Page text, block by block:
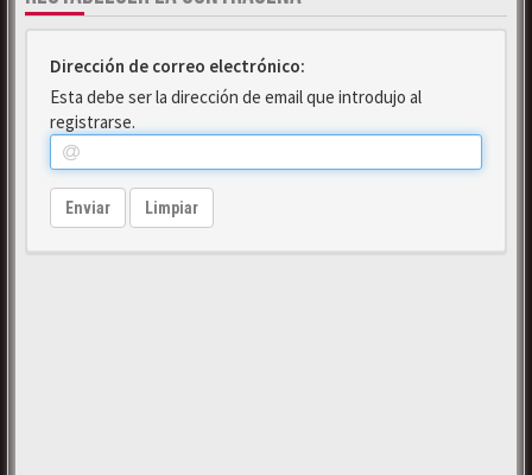
Dirección de correo electrónico:
Esta debe ser la dirección de email que introdujo al
registrarse.
Enviar Limpiar